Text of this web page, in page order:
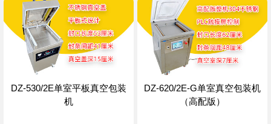
DZ-530/2E单室平板真空包装
机
DZ-620/2E-G单室真空包装机
（高配版）